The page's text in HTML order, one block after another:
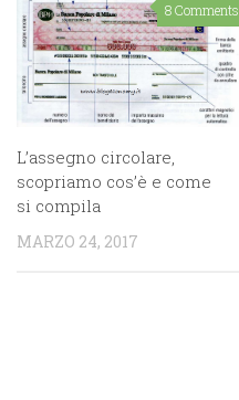
8 Comments
L’assegno circolare,
scopriamo cos’è e come
si compila
MARZO 24, 2017